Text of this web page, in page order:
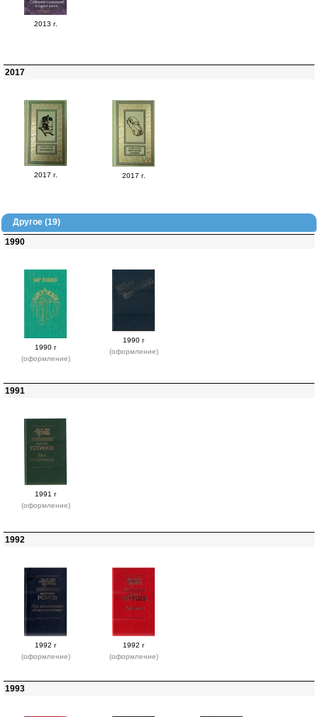
2013 г.
2017
2017 г. 2017 г.
Другое (19)
1990
1990 г
(оформление)
1990 г
(оформление)
1991
1991 г
(оформление)
1992
1992 г
(оформление)
1992 г
(оформление)
1993